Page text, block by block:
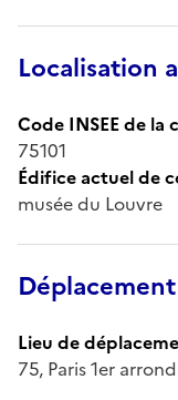
Localisation
Code INSEE de la
75101
Édifice actuel de
musée du Louvre
Lieu de
75, Paris 1er